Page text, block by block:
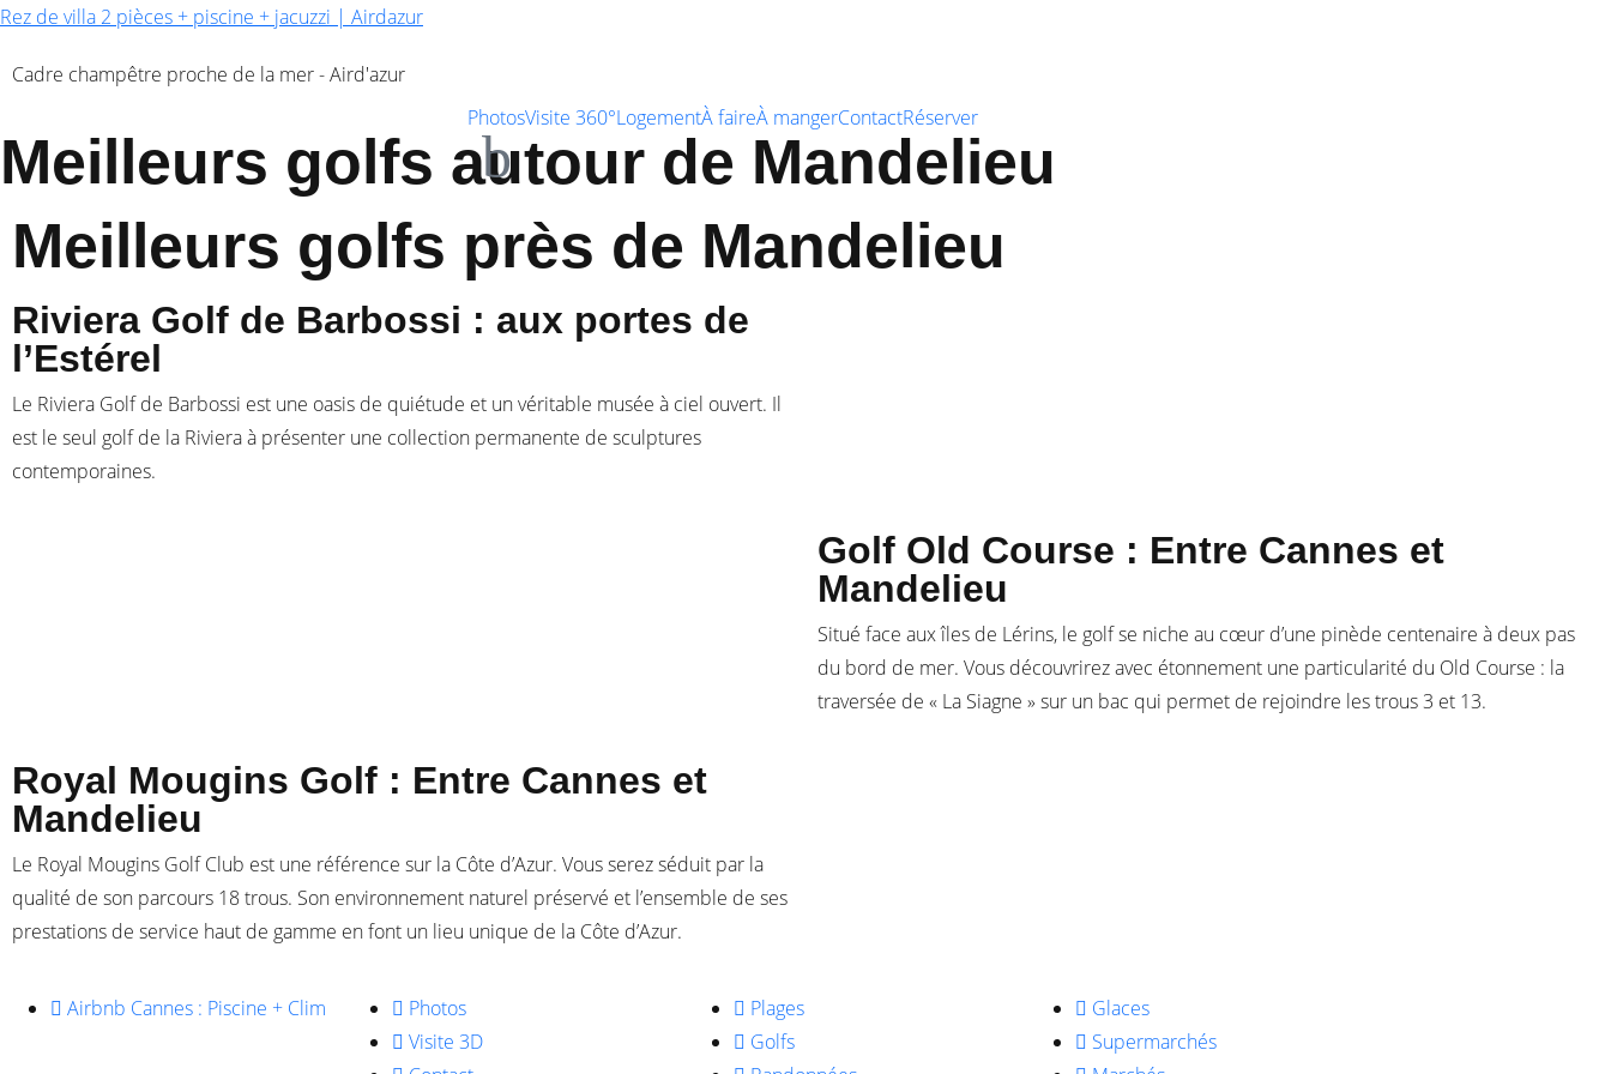
Rez de villa 2 pièces + piscine + jacuzzi | Airdazur
Cadre champêtre proche de la mer - Aird'azur
PhotosVisite 360°LogementÀ faireÀ mangerContactRéserver
Meilleurs golfs autour de Mandelieu
Meilleurs golfs près de Mandelieu
Riviera Golf de Barbossi : aux portes de
l’Estérel
Le Riviera Golf de Barbossi est une oasis de quiétude et un véritable musée à ciel ouvert. Il
est le seul golf de la Riviera à présenter une collection permanente de sculptures
contemporaines.
Golf Old Course : Entre Cannes et
Mandelieu
Situé face aux îles de Lérins, le golf se niche au cœur d’une pinède centenaire à deux pas
du bord de mer. Vous découvrirez avec étonnement une particularité du Old Course : la
traversée de « La Siagne » sur un bac qui permet de rejoindre les trous 3 et 13.
Royal Mougins Golf : Entre Cannes et
Mandelieu
Le Royal Mougins Golf Club est une référence sur la Côte d’Azur. Vous serez séduit par la
qualité de son parcours 18 trous. Son environnement naturel préservé et l’ensemble de ses
prestations de service haut de gamme en font un lieu unique de la Côte d’Azur.
Airbnb Cannes : Piscine + Clim
Photos
Visite 3D
Plages
Golfs
Glaces
Supermarchés